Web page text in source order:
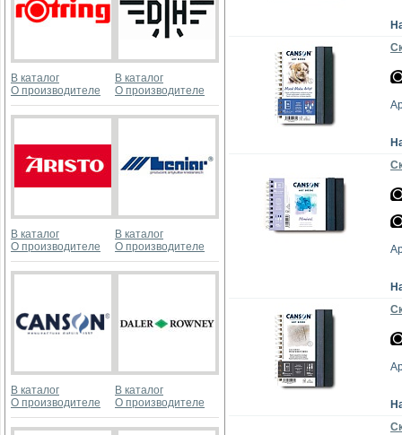
В каталог
О производителе
В каталог
О производителе
В каталог
О производителе
В каталог
О производителе
В каталог
О производителе
В каталог
О производителе